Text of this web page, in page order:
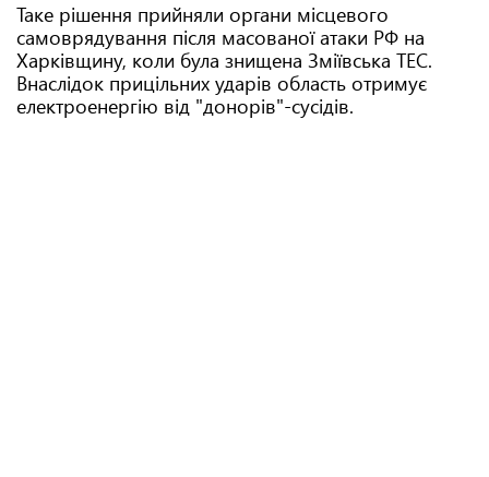
Таке рішення прийняли органи місцевого
самоврядування після масованої атаки РФ на
Харківщину, коли була знищена Зміївська ТЕС.
Внаслідок прицільних ударів область отримує
електроенергію від "донорів"-сусідів.